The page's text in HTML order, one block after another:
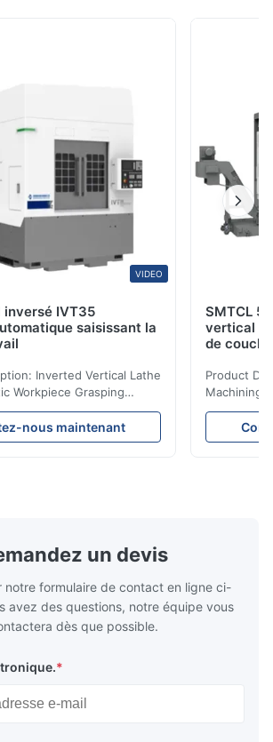
de nombreux arguments de vente
structure est solide. Il adopte un
VIDEO
IVT35
saisissant la
Inverted Vertical Lathe
Workpiece Grasping
Line CNC Lathe
production line stands
modular design and
process machining. Ideal
nous maintenant
SMTCL 5
vertical
de
Product
Machining
Mineral
Machining
for the
un devis
notre formulaire de contact en ligne ci-
avez des questions, notre équipe vous
dès que possible.
*